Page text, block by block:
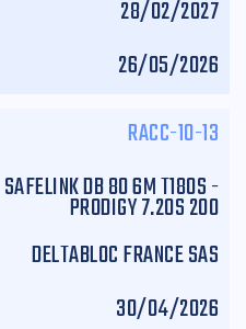
28/02/2027
26/05/2026
RACC-10-13
SAFELINK DB 80 6M T180S -
PRODIGY 7.20S 200
DELTABLOC FRANCE SAS
30/04/2026